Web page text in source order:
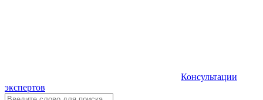
Консультации
экспертов